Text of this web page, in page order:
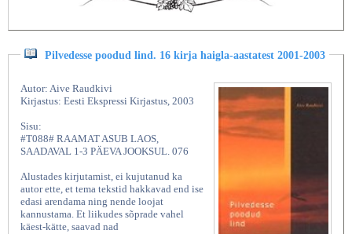
Pilvedesse poodud lind. 16 kirja haigla-aastatest 2001-2003
Autor: Aive Raudkivi
Kirjastus: Eesti Ekspressi Kirjastus, 2003
Sisu:
#T088# RAAMAT ASUB LAOS,
SAADAVAL 1-3 PÄEVA JOOKSUL. 076
Alustades kirjutamist, ei kujutanud ka
autor ette, et tema tekstid hakkavad end ise
edasi arendama ning nende loojat
kannustama. Et liikudes sõprade vahel
käest-kätte, saavad nad